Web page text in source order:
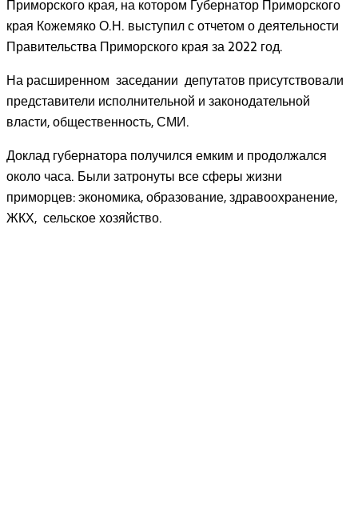
Приморского края, на котором Губернатор Приморского
края Кожемяко О.Н. выступил с отчетом о деятельности
Правительства Приморского края за 2022 год.
На расширенном заседании депутатов присутствовали
представители исполнительной и законодательной
власти, общественность, СМИ.
Доклад губернатора получился емким и продолжался
около часа. Были затронуты все сферы жизни
приморцев: экономика, образование, здравоохранение,
ЖКХ, сельское хозяйство.